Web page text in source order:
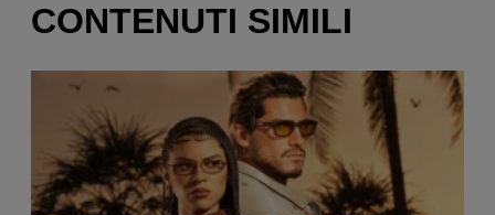
CONTENUTI SIMILI